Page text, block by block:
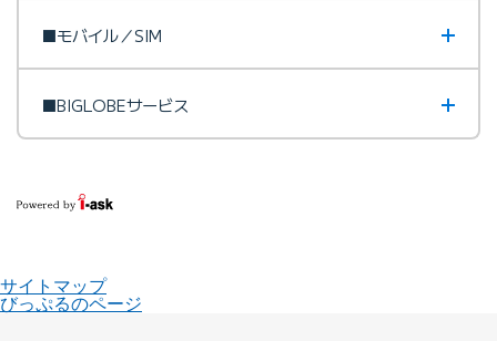
■モバイル／SIM
■BIGLOBEサービス
サイトマップ
びっぷるのページ